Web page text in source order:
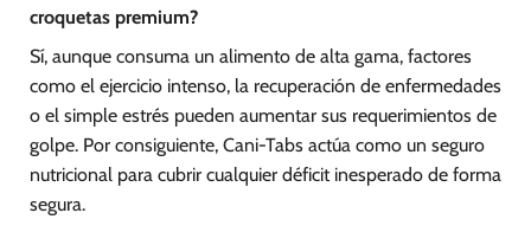
croquetas premium?
Sí, aunque consuma un alimento de alta gama, factores
como el ejercicio intenso, la recuperación de enfermedades
o el simple estrés pueden aumentar sus requerimientos de
golpe. Por consiguiente, Cani-Tabs actúa como un seguro
nutricional para cubrir cualquier déficit inesperado de forma
segura.